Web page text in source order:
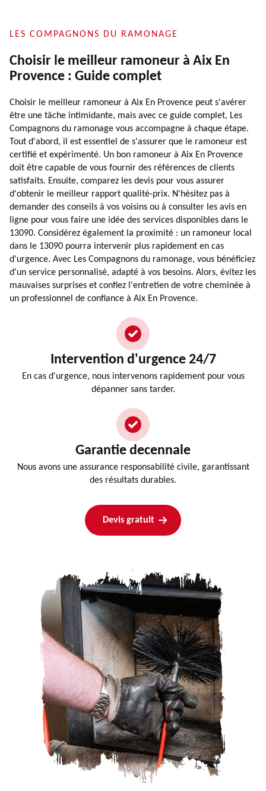
LES COMPAGNONS DU RAMONAGE
Choisir le meilleur ramoneur à Aix En
Provence : Guide complet
Choisir le meilleur ramoneur à Aix En Provence peut s'avérer
être une tâche intimidante, mais avec ce guide complet, Les
Compagnons du ramonage vous accompagne à chaque étape.
Tout d'abord, il est essentiel de s'assurer que le ramoneur est
certifié et expérimenté. Un bon ramoneur à Aix En Provence
doit être capable de vous fournir des références de clients
satisfaits. Ensuite, comparez les devis pour vous assurer
d'obtenir le meilleur rapport qualité-prix. N'hésitez pas à
demander des conseils à vos voisins ou à consulter les avis en
ligne pour vous faire une idée des services disponibles dans le
13090. Considérez également la proximité : un ramoneur local
dans le 13090 pourra intervenir plus rapidement en cas
d'urgence. Avec Les Compagnons du ramonage, vous bénéficiez
d'un service personnalisé, adapté à vos besoins. Alors, évitez les
mauvaises surprises et confiez l'entretien de votre cheminée à
un professionnel de confiance à Aix En Provence.
Intervention d'urgence 24/7
En cas d'urgence, nous intervenons rapidement pour vous
dépanner sans tarder.
Garantie decennale
Nous avons une assurance responsabilité civile, garantissant
des résultats durables.
Devis gratuit